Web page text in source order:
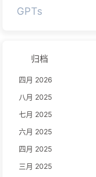
GPTs
归档
四月 2026
八月 2025
七月 2025
六月 2025
四月 2025
三月 2025